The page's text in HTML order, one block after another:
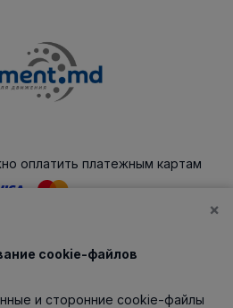
оплатить платежным картам
×
cookie-файлов
и сторонние cookie-файлы